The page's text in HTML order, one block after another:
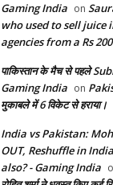
Gaming India on
who used to sell juice
agencies from a Rs
पाकिस्तान के मैच से पहले
Gaming India on
मुकाबले में 6 विकेट से हराया।
India vs Pakistan:
OUT, Reshuffle in
also? - Gaming India